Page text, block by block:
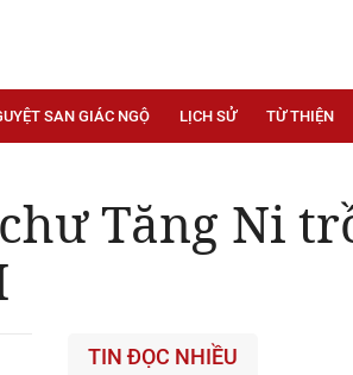
SAN GIÁC NGỘ LỊCH SỬ TỪ THIỆN
Tăng Ni
TIN ĐỌC NHIỀU